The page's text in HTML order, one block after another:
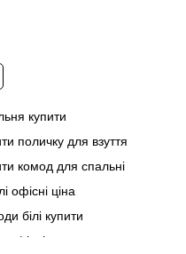
купити
поличку для взуття
комод для спальні
офісні ціна
білі купити
офісні столи